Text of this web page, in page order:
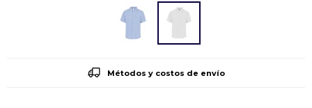
Métodos y costos de envío